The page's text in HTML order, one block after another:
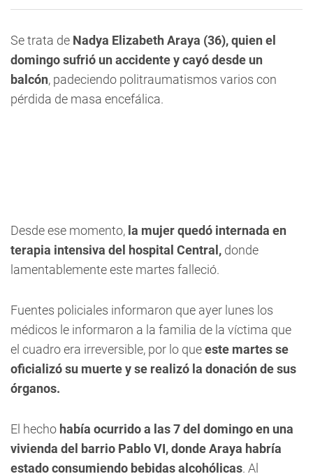
Se trata de Nadya Elizabeth Araya (36), quien el
domingo sufrió un accidente y cayó desde un
balcón, padeciendo politraumatismos varios con
pérdida de masa encefálica.
Desde ese momento, la mujer quedó internada en
terapia intensiva del hospital Central, donde
lamentablemente este martes falleció.
Fuentes policiales informaron que ayer lunes los
médicos le informaron a la familia de la víctima que
el cuadro era irreversible, por lo queeste martes se
oficializó su muerte y se realizó la donación de sus
órganos.
El hecho había ocurrido a las 7 del domingo en una
vivienda del barrio Pablo VI, donde Araya habría
estado consumiendo bebidas alcohólicas. Al